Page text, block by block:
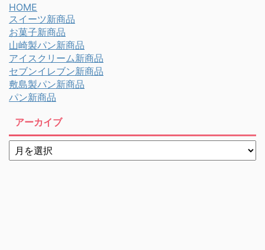
HOME
スイーツ新商品
お菓子新商品
山崎製パン新商品
アイスクリーム新商品
セブンイレブン新商品
敷島製パン新商品
パン新商品
アーカイブ